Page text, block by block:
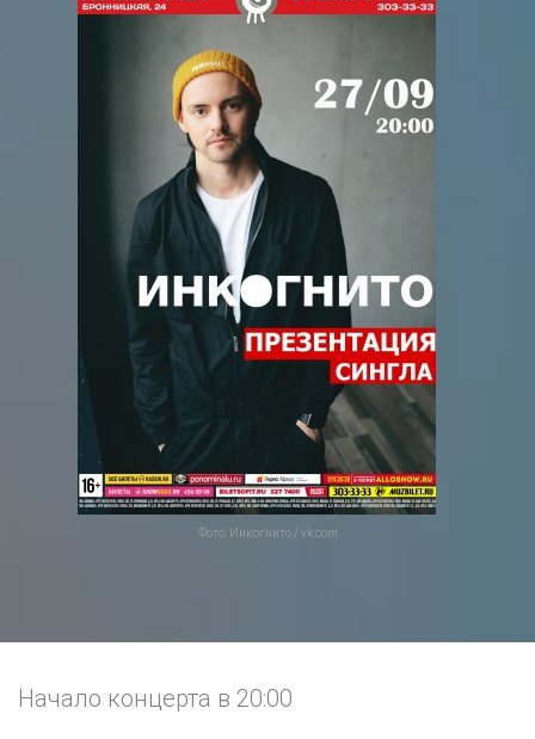
Фото: Инкогнито / vk.com
Начало концерта в 20:00